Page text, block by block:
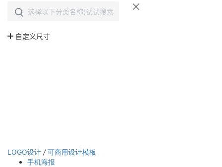
LOGO设计 / 可商用设计模板
手机海报